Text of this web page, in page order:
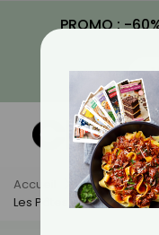
PROMO : -
Accueil Actus
Les Pâtes De Riz :